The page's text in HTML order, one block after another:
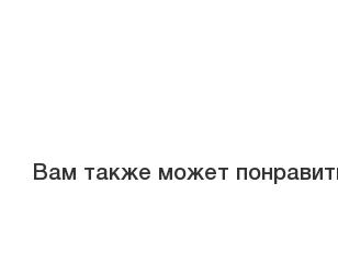
Вам также может